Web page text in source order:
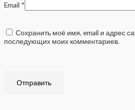
Email *
Сохранить моё имя, email и адрес
последующих моих комментариев.